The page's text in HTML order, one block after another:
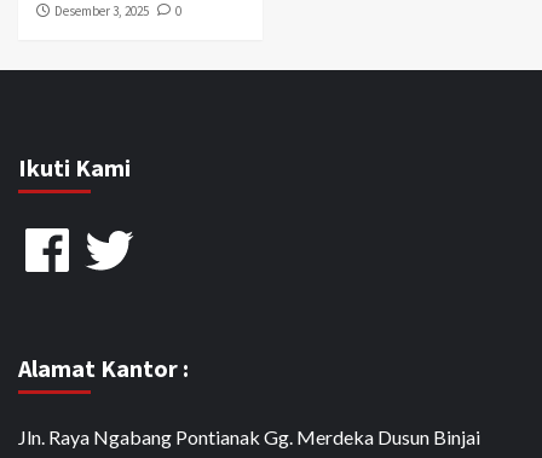
Desember 3, 2025
0
Ikuti Kami
FacebookTwitter
Alamat Kantor :
Jln. Raya Ngabang Pontianak Gg. Merdeka Dusun Binjai